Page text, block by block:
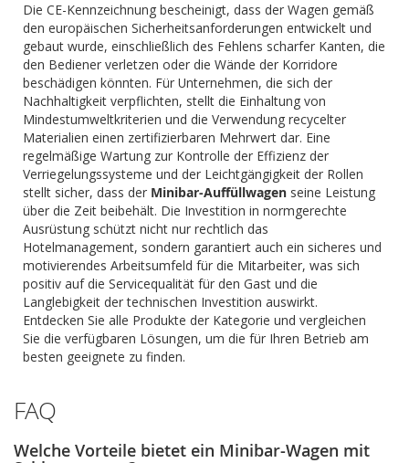
Die CE-Kennzeichnung bescheinigt, dass der Wagen gemäß
den europäischen Sicherheitsanforderungen entwickelt und
gebaut wurde, einschließlich des Fehlens scharfer Kanten, die
den Bediener verletzen oder die Wände der Korridore
beschädigen könnten. Für Unternehmen, die sich der
Nachhaltigkeit verpflichten, stellt die Einhaltung von
Mindestumweltkriterien und die Verwendung recycelter
Materialien einen zertifizierbaren Mehrwert dar. Eine
regelmäßige Wartung zur Kontrolle der Effizienz der
Verriegelungssysteme und der Leichtgängigkeit der Rollen
stellt sicher, dass der Minibar-Auffüllwagen seine Leistung
über die Zeit beibehält. Die Investition in normgerechte
Ausrüstung schützt nicht nur rechtlich das
Hotelmanagement, sondern garantiert auch ein sicheres und
motivierendes Arbeitsumfeld für die Mitarbeiter, was sich
positiv auf die Servicequalität für den Gast und die
Langlebigkeit der technischen Investition auswirkt.
Entdecken Sie alle Produkte der Kategorie und vergleichen
Sie die verfügbaren Lösungen, um die für Ihren Betrieb am
besten geeignete zu finden.
FAQ
Welche Vorteile bietet ein Minibar-Wagen mit